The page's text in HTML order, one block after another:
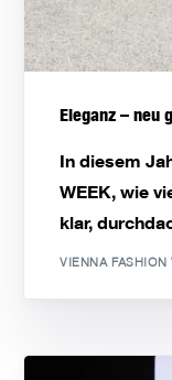
Eleganz – neu
In diesem
WEEK, wie
klar,
VIENNA FASHION